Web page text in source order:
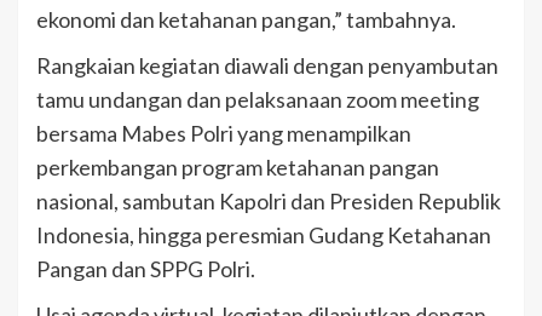
ekonomi dan ketahanan pangan,” tambahnya.
Rangkaian kegiatan diawali dengan penyambutan
tamu undangan dan pelaksanaan zoom meeting
bersama Mabes Polri yang menampilkan
perkembangan program ketahanan pangan
nasional, sambutan Kapolri dan Presiden Republik
Indonesia, hingga peresmian Gudang Ketahanan
Pangan dan SPPG Polri.